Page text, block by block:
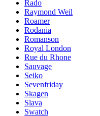
Rado
Raymond Weil
Roamer
Rodania
Romanson
Royal London
Rue du Rhone
Sauvage
Seiko
Sevenfriday
Skagen
Slava
Swatch